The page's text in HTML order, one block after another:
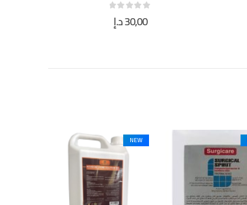
30,00د.إ